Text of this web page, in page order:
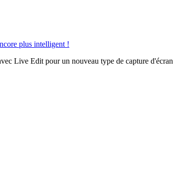
plus intelligent !
Live Edit pour un nouveau type de capture d'écran